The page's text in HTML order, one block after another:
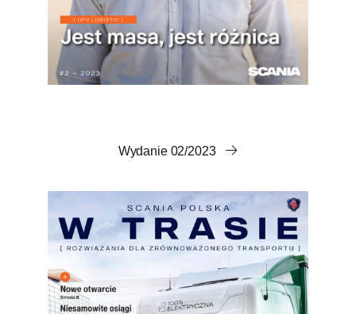
Wydanie 02/2023